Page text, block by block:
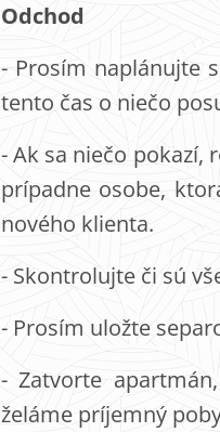
Odchod
- Prosím naplánujte
tento čas o niečo
- Ak sa niečo pokazí,
prípadne osobe,
nového klienta.
- Skontrolujte či sú
- Prosím uložte
- Zatvorte
želáme príjemný